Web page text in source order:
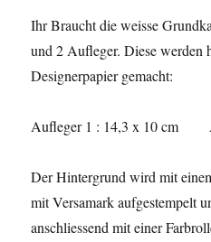
Ihr Braucht die weisse
und 2 Aufleger. Diese werden
Designerpapier gemacht:
Aufleger 1 : 14,3 x 10 cm
Der Hintergrund wird mit
mit Versamark aufgestempelt
anschliessend mit einer